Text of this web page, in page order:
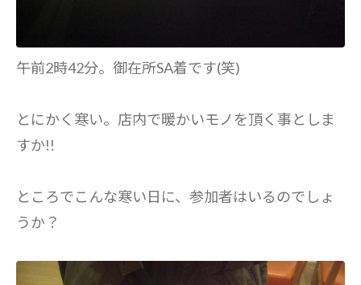
午前2時42分。御在所SA着です(笑)
とにかく寒い。店内で暖かいモノを頂く事としま
すか!!
ところでこんな寒い日に、参加者はいるのでしょ
うか？